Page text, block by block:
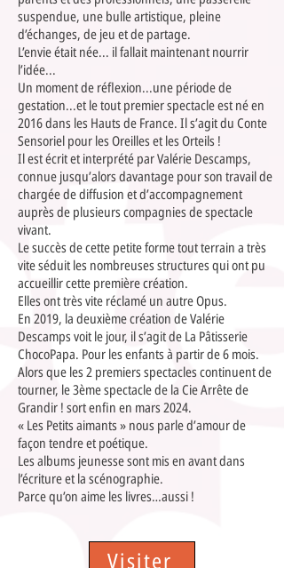
suspendue, une bulle artistique, pleine
d’échanges, de jeu et de partage.
L’envie était née... il fallait maintenant nourrir
l’idée...
Un moment de réflexion...une période de
gestation...et le tout premier spectacle est né en
2016 dans les Hauts de France. Il s’agit du Conte
Sensoriel pour les Oreilles et les Orteils !
Il est écrit et interprété par Valérie Descamps,
connue jusqu’alors davantage pour son travail de
chargée de diffusion et d’accompagnement
auprès de plusieurs compagnies de spectacle
vivant.
Le succès de cette petite forme tout terrain a très
vite séduit les nombreuses structures qui ont pu
accueillir cette première création.
Elles ont très vite réclamé un autre Opus.
En 2019, la deuxième création de Valérie
Descamps voit le jour, il s’agit de La Pâtisserie
ChocoPapa. Pour les enfants à partir de 6 mois.
Alors que les 2 premiers spectacles continuent de
tourner, le 3ème spectacle de la Cie Arrête de
Grandir ! sort enfin en mars 2024.
« Les Petits aimants » nous parle d’amour de
façon tendre et poétique.
Les albums jeunesse sont mis en avant dans
l’écriture et la scénographie.
Parce qu’on aime les livres…aussi !
Visiter